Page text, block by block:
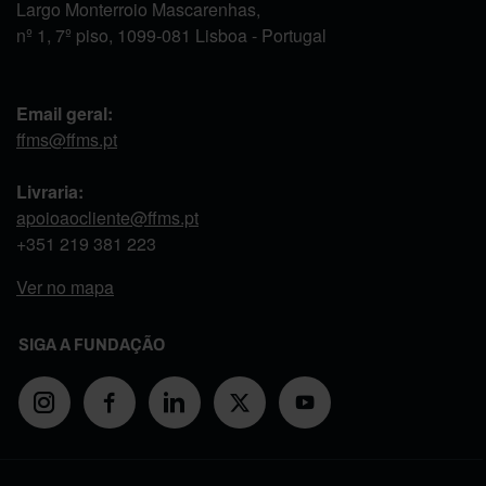
Largo Monterroio Mascarenhas,
nº 1, 7º piso, 1099-081 Lisboa - Portugal
Email geral:
ffms@ffms.pt
Livraria:
apoioaocliente@ffms.pt
+351 219 381 223
Ver no mapa
SIGA A FUNDAÇÃO